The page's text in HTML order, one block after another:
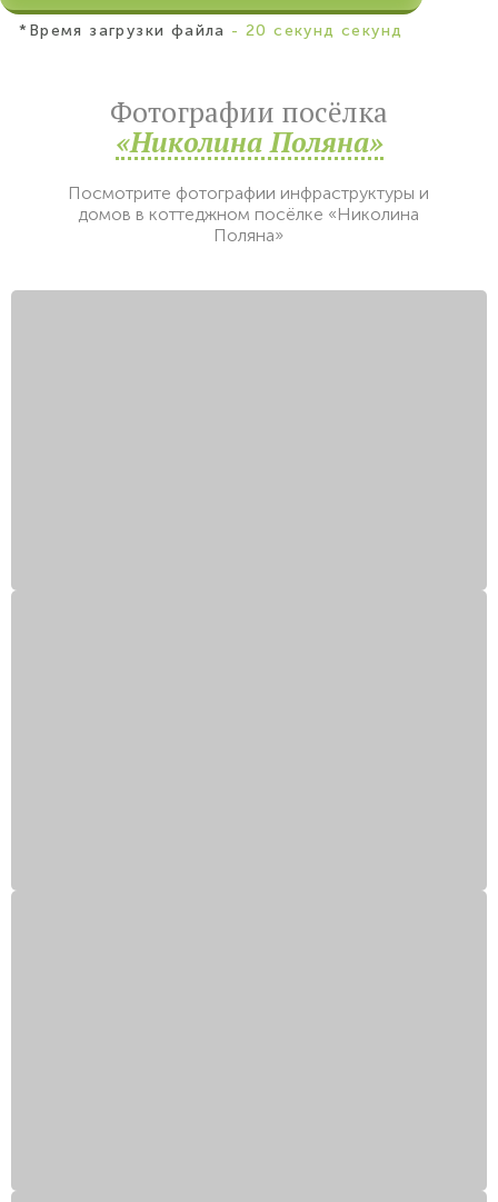
*Время загрузки файла - 20 секунд секунд
Фотографии посёлка
«Николина Поляна»
Посмотрите фотографии инфраструктуры и
домов в коттеджном посёлке «Николина
Поляна»